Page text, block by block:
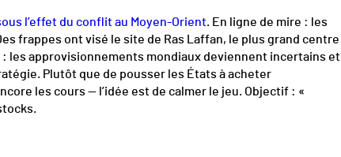
l’effet du conflit au Moyen-Orient. En ligne de mire : les
frappes ont visé le site de Ras Laffan, le plus grand centre
les approvisionnements mondiaux deviennent incertains et
Plutôt que de pousser les États à acheter
les cours — l’idée est de calmer le jeu. Objectif : «